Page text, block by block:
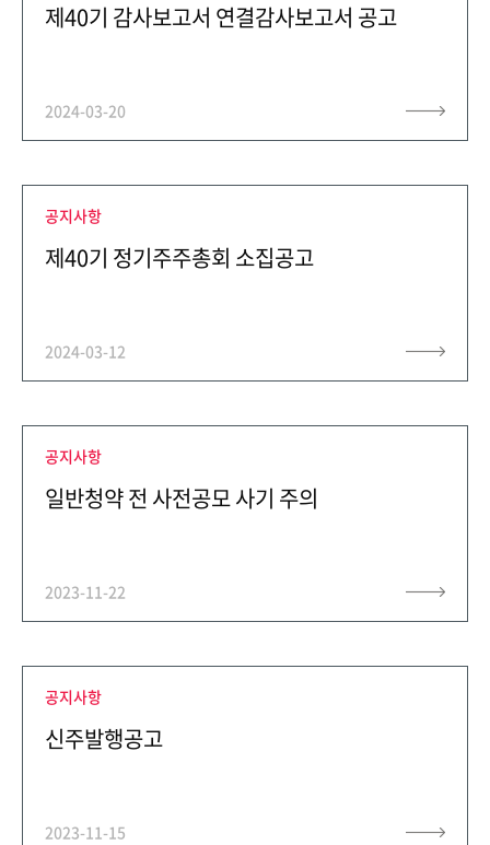
인재채용 IR
CONTACT
제40기 감사보고서 연결감사보고서 공고
2024-03-20
공지사항
제40기 정기주주총회 소집공고
2024-03-12
공지사항
일반청약 전 사전공모 사기 주의
2023-11-22
공지사항
신주발행공고
2023-11-15